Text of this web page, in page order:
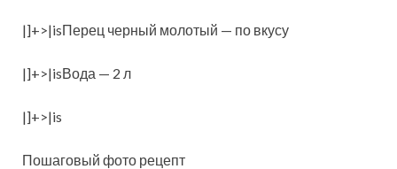
|]+>|isПерец черный молотый — по вкусу
|]+>|isВода — 2 л
|]+>|is
Пошаговый фото рецепт